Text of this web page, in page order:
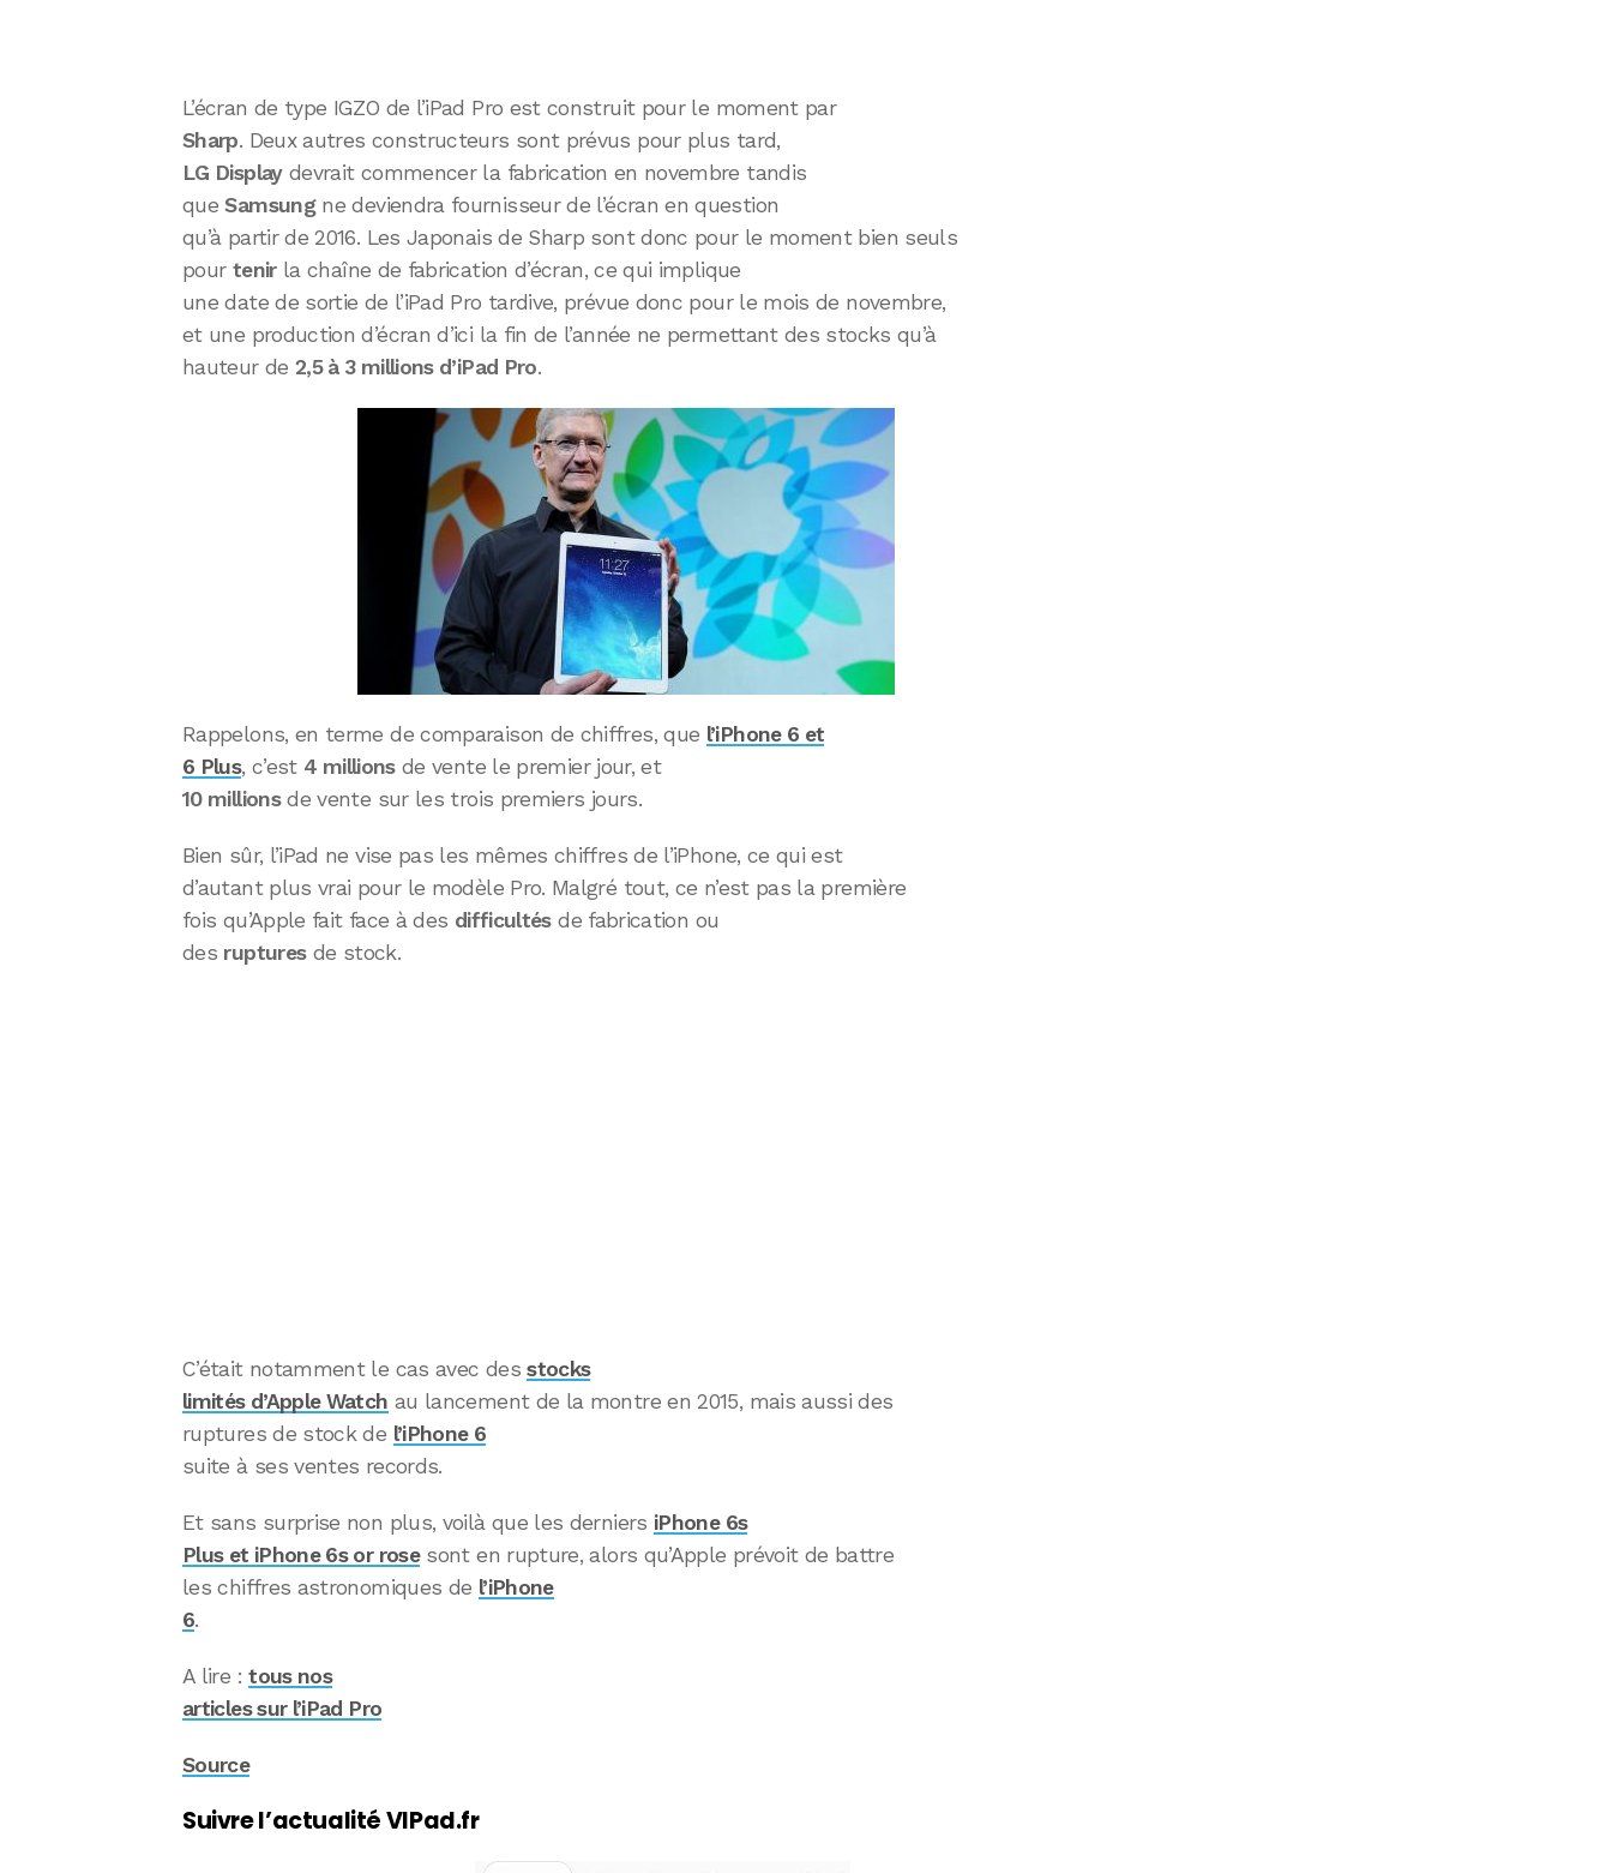
L’écran de type IGZO de l’iPad Pro est construit pour le moment par
Sharp. Deux autres constructeurs sont prévus pour plus tard,
LG Displaydevrait commencer la fabrication en novembre tandis
queSamsungne deviendra fournisseur de l’écran en question
qu’à partir de 2016. Les Japonais de Sharp sont donc pour le moment bien seuls
pour tenirla chaîne de fabrication d’écran, ce qui implique
une date de sortie de l’iPad Pro tardive, prévue donc pour le mois de novembre,
et une production d’écran d’ici la fin de l’année ne permettant des stocks qu’à
hauteur de 2,5 à 3 millions d’iPad Pro.
Rappelons, en terme de comparaison de chiffres, que l’iPhone 6 et
6 Plus, c’est 4 millionsde vente le premier jour, et
10 millionsde vente sur les trois premiers jours.
Bien sûr, l’iPad ne vise pas les mêmes chiffres de l’iPhone, ce qui est
d’autant plus vrai pour le modèle Pro. Malgré tout, ce n’est pas la première
fois qu’Apple fait face à des difficultésde fabrication ou
des rupturesde stock.
C’était notamment le cas avec desstocks
limités d’Apple Watch au lancement de la montre en 2015, mais aussi des
ruptures de stock de l’iPhone 6
suite à ses ventes records.
Et sans surprise non plus, voilà que les derniers iPhone 6s
Plus et iPhone 6s or rosesont en rupture, alors qu’Apple prévoit de battre
les chiffres astronomiques de l’iPhone
6.
A lire :tous nos
articles sur l’iPad Pro
Source
Suivre l’actualité VIPad.fr